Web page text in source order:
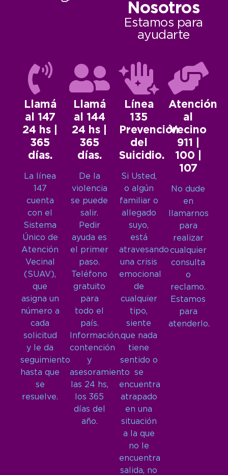
Nosotros
Estamos para
ayudarte
Llamá
al 147
24 hs |
365
días.
La línea
147
cuenta
con el
Sistema
Único de
Atención
Vecinal
(SUAV),
que
asigna un
número a
cada
solicitud
y le da
seguimiento
hasta que
se
resuelve.
Llamá
al 144
24 hs |
365
días.
De la
violencia
se puede
salir.
Pedir
ayuda es
el primer
paso.
Teléfono
gratuito
para
todo el
país.
Información,
contención
y
asesoramiento
las 24 hs,
los 365
días del
año.
Línea
135
Prevención
del
Suicidio.
Si Usted,
o algún
familiar o
allegado
suyo,
está
atravesando
una crisis
emocional
de
cualquier
tipo,
siente
que nada
tiene
sentido o
se
encuentra
atrapado
en una
situación
a la que
no le
encuentra
salida, no
Atención
al
Vecino
911 |
100 |
107
No dude
en
llamarnos
para
realizar
cualquier
consulta
o
reclamo.
Estamos
para
atenderlo.